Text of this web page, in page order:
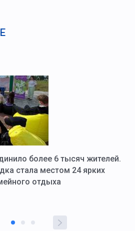
более 6 тысяч жителей.
стала местом 24 ярких
отдыха